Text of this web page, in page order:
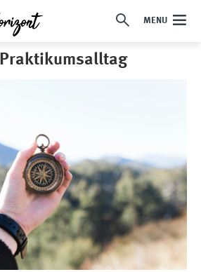
MENU
Praktikumsalltag